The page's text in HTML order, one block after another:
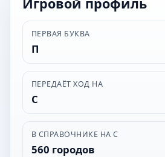
Игровой профиль
ПЕРВАЯ БУКВА
П
ПЕРЕДАЁТ ХОД НА
С
В СПРАВОЧНИКЕ НА С
560 городов